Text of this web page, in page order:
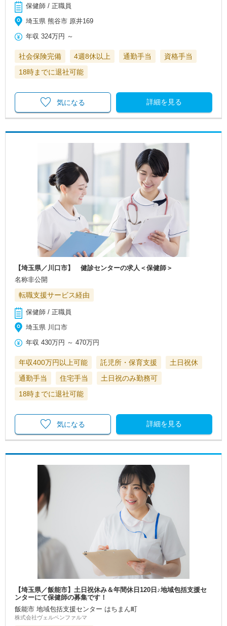
保健師 / 正職員
埼玉県 熊谷市 原井169
年収 324万円 ～
社会保険完備 4週8休以上 通勤手当
資格手当
18時までに退社可能
詳細を見る
気になる
【埼玉県／川口市】 健診センターの求人＜保健師＞
名称非公開
転職支援サービス経由
保健師 / 正職員
埼玉県 川口市
年収 430万円 ～470万円
年収400万円以上可能 託児所・保育支援
土日祝休
通勤手当
住宅手当
土日祝のみ勤務可
18時までに退社可能
詳細を見る
気になる
【埼玉県／飯能市】土日祝休み＆年間休日120日♪地域包括支援セ
ンターにて保健師の募集です！
飯能市 地域包括支援センター はちまん町
株式会社ヴェルペンファルマ